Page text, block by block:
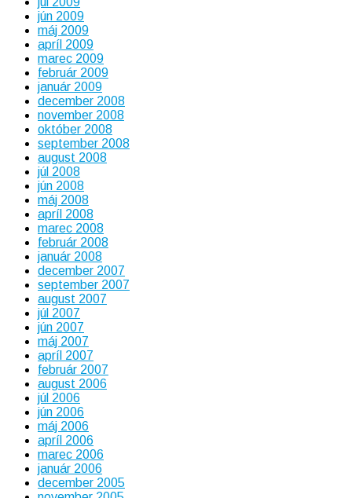
jún 2009
máj 2009
apríl 2009
marec 2009
február 2009
január 2009
december 2008
november 2008
október 2008
september 2008
august 2008
júl 2008
jún 2008
máj 2008
apríl 2008
marec 2008
február 2008
január 2008
december 2007
september 2007
august 2007
júl 2007
jún 2007
máj 2007
apríl 2007
február 2007
august 2006
júl 2006
jún 2006
máj 2006
apríl 2006
marec 2006
január 2006
december 2005